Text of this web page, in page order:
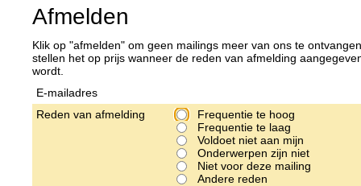
Afmelden
Klik op "afmelden" om geen mailings meer van ons te
stellen het op prijs wanneer de reden van afmelding
wordt.
E-mailadres
Reden van afmelding
Frequentie te hoog
Frequentie te laag
Voldoet niet aan mijn
Onderwerpen zijn niet
Niet voor deze mailing
Andere reden